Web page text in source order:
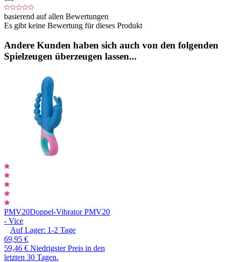
basierend auf allen Bewertungen
Es gibt keine Bewertung für dieses Produkt
Andere Kunden haben sich auch von den folgenden
Spielzeugen überzeugen lassen...
PMV20Doppel-Vibrator PMV20
- Vice
Auf Lager: 1-2 Tage
69,95 €
59,46 € Niedrigster Preis in den
letzten 30 Tagen.